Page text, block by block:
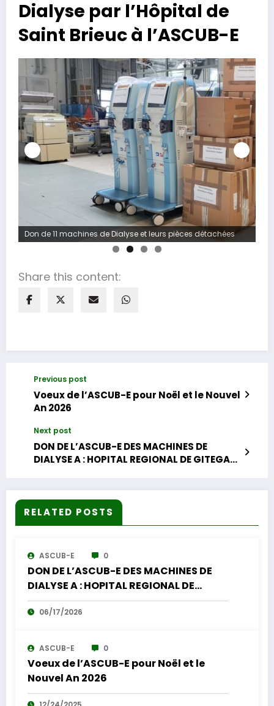
Dialyse par l’Hôpital de
Saint Brieuc à l’ASCUB-E
Don de 11 machines de Dialyse et leurs pièces détachées
Share this content:
Previous post
Voeux de l’ASCUB-E pour Noël et le Nouvel
An 2026
Next post
DON DE L’ASCUB-E DES MACHINES DE
DIALYSE A : HOPITAL REGIONAL DE GITEGA
RELATED POSTS
ASCUB-E 0
DON DE L’ASCUB-E DES MACHINES DE
DIALYSE A : HOPITAL REGIONAL DE
GITEGA (3) , CHU-KAMENGE (4) ET A
HOPITAL MILITAIRE (4).
06/17/2026
ASCUB-E 0
Voeux de l’ASCUB-E pour Noël et le
Nouvel An 2026